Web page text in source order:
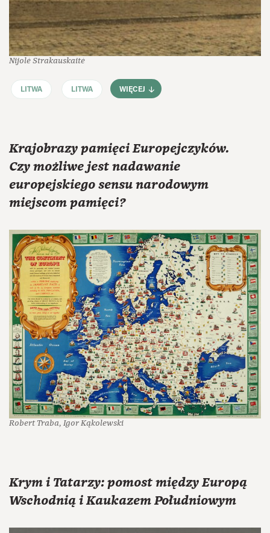
Nijolė Strakauskaitė
LITWA LITWA WIĘCEJ
Krajobrazy pamięci Europejczyków.
Czy możliwe jest nadawanie
europejskiego sensu narodowym
miejscom pamięci?
Robert Traba, Igor Kąkolewski
Krym i Tatarzy: pomost między Europą
Wschodnią i Kaukazem Południowym